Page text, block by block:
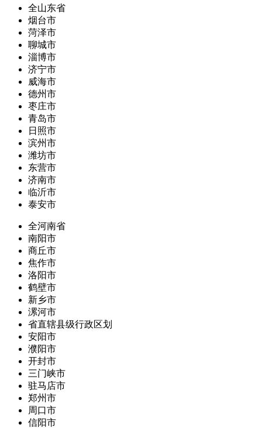
全山东省
烟台市
菏泽市
聊城市
淄博市
济宁市
威海市
德州市
枣庄市
青岛市
日照市
滨州市
潍坊市
东营市
济南市
临沂市
泰安市
全河南省
南阳市
商丘市
焦作市
洛阳市
鹤壁市
新乡市
漯河市
省直辖县级行政区划
安阳市
濮阳市
开封市
三门峡市
驻马店市
郑州市
周口市
信阳市